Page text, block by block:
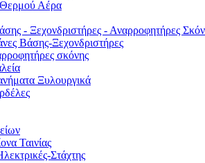
Θερμού Αέρα
- Ξεχονδριστήρες - Αναρροφητήρες
Βάσης-Ξεχονδριστήρες
σκόνης
Ξυλουργικά
Ταινίας
Στάχτης